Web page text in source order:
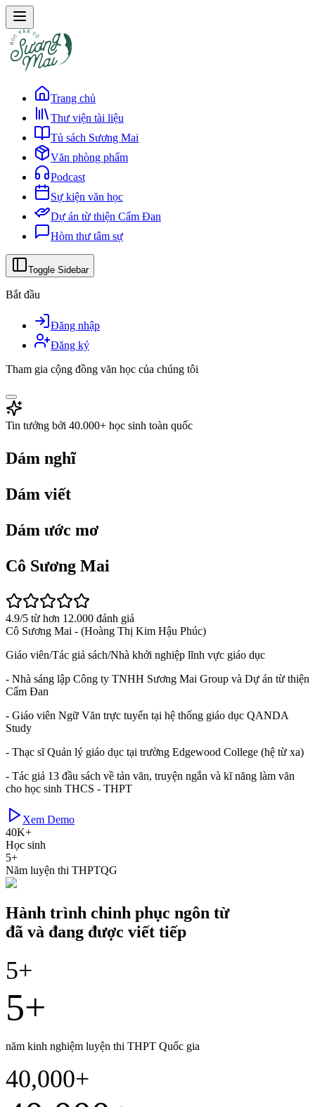
Trang chủ
Thư viện tài liệu
Tủ sách Sương Mai
Văn phòng phẩm
Podcast
Sự kiện văn học
Dự án từ thiện Cẩm Đan
Hòm thư tâm sự
Toggle Sidebar
Bắt đầu
Đăng nhập
Đăng ký
Tham gia cộng đồng văn học của chúng tôi
Tin tưởng bởi 40.000+ học sinh toàn quốc
Dám nghĩ
Dám viết
Dám ước mơ
Cô Sương Mai
4.9/5 từ hơn 12.000 đánh giá
Cô Sương Mai - (Hoàng Thị Kim Hậu Phúc)
Giáo viên/Tác giả sách/Nhà khởi nghiệp lĩnh vực giáo dục
- Nhà sáng lập Công ty TNHH Sương Mai Group và Dự án từ thiện
Cẩm Đan
- Giáo viên Ngữ Văn trực tuyến tại hệ thống giáo dục QANDA
Study
- Thạc sĩ Quản lý giáo dục tại trường Edgewood College (hệ từ xa)
- Tác giả 13 đầu sách về tản văn, truyện ngắn và kĩ năng làm văn
cho học sinh THCS - THPT
Xem Demo
40K+
Học sinh
5+
Năm luyện thi THPTQG
Hành trình chinh phục ngôn từ
đã và đang được viết tiếp
5+
5+
năm kinh nghiệm luyện thi THPT Quốc gia
40,000+